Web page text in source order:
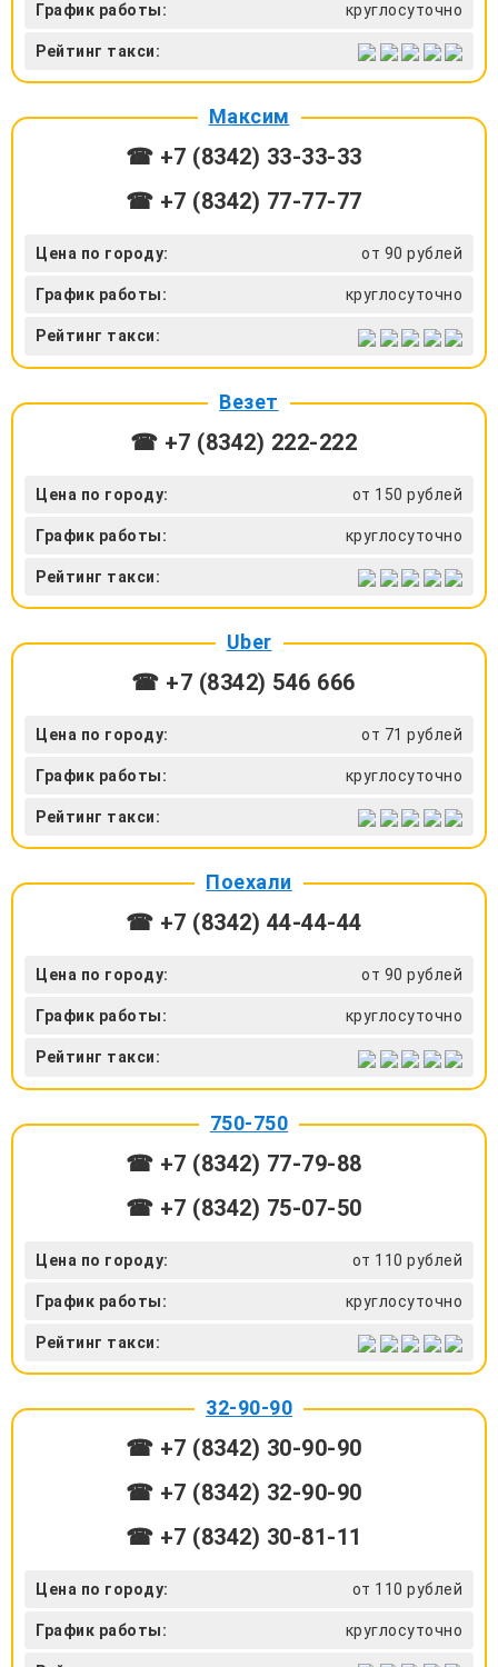
График работы: круглосуточно
Рейтинг такси:
Максим
☎ +7 (8342) 33-33-33
☎ +7 (8342) 77-77-77
Цена по городу: от 90 рублей
График работы: круглосуточно
Рейтинг такси:
Везет
☎ +7 (8342) 222-222
Цена по городу: от 150 рублей
График работы: круглосуточно
Рейтинг такси:
Uber
☎ +7 (8342) 546 666
Цена по городу: от 71 рублей
График работы: круглосуточно
Рейтинг такси:
Поехали
☎ +7 (8342) 44-44-44
Цена по городу: от 90 рублей
График работы: круглосуточно
Рейтинг такси:
750-750
☎ +7 (8342) 77-79-88
☎ +7 (8342) 75-07-50
Цена по городу: от 110 рублей
График работы: круглосуточно
Рейтинг такси:
32-90-90
☎ +7 (8342) 30-90-90
☎ +7 (8342) 32-90-90
☎ +7 (8342) 30-81-11
Цена по городу: от 110 рублей
График работы: круглосуточно